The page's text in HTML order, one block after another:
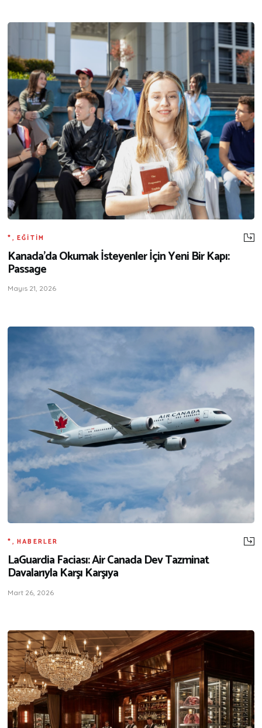
*,EĞITIM
Kanada’da Okumak İsteyenler İçin Yeni Bir Kapı:
Passage
Mayıs 21, 2026
*,HABERLER
LaGuardia Faciası: Air Canada Dev Tazminat
Davalarıyla Karşı Karşıya
Mart 26, 2026